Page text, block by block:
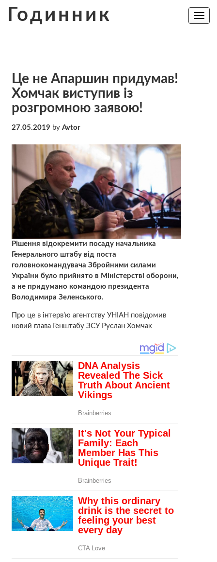
Годинник
Toggle
Це не Апаршин придумав!
Хомчак виступив із
розгромною заявою!
27.05.2019 by Avtor
Рішення відокремити посаду начальника
Генерального штабу від поста
головнокомандувача Збройними силами
України було прийнято в Міністерстві оборони,
а не придумано командою президента
Володимира Зеленського.
Про це в інтерв’ю агентству УНІАН повідомив
новий глава Генштабу ЗСУ Руслан Хомчак